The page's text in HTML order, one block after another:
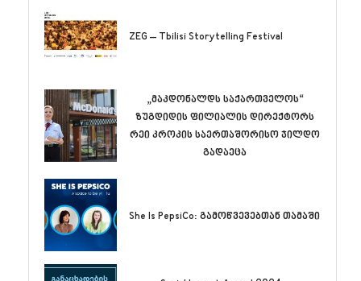
ZEG – Tbilisi Storytelling Festival
„მაკდონალდს საქართველოს“
ზუგდიდის ფილიალის დირექტორს
რეი კროკის საერთაშორისო ჯილდო
გადაეცა
She Is PepsiCo: გამოწვევებთან თამაში